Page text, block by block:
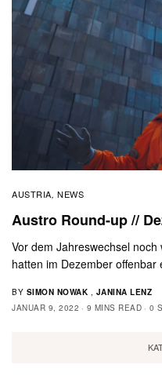
AUSTRIA, NEWS
Austro Round-up //
Vor dem Jahreswechsel
hatten im Dezember
BY SIMON NOWAK
JANINA LENZ
JANUAR 9, 2022
9 MINS READ 0